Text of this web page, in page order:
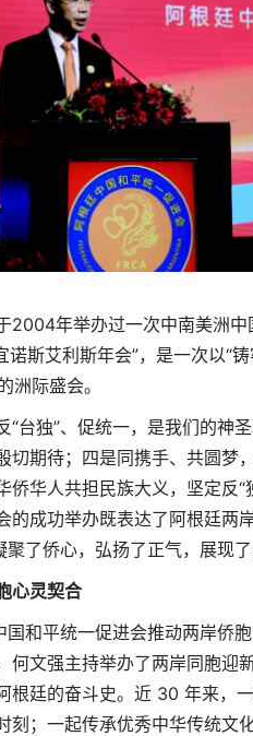
2004年举办过一次中南美洲
斯艾利斯年会”，是一次以“
洲际盛会。
“台独”、促统一，是我们的神
切期待；四是同携手、共圆
侨华人共担民族大义，坚定反
的成功举办既表达了阿根廷
聚了侨心，弘扬了正气，展现
心灵契合
国和平统一促进会推动两岸
何文强主持举办了两岸同胞迎
根廷的奋斗史。近 30 年来，
刻；一起传承优秀中华传统文